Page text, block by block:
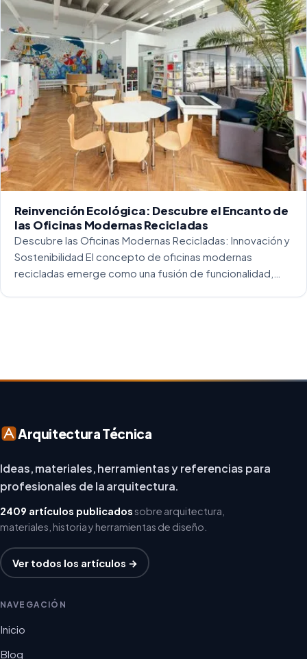
Reinvención Ecológica: Descubre el Encanto de
las Oficinas Modernas Recicladas
Descubre las Oficinas Modernas Recicladas: Innovación y
Sostenibilidad El concepto de oficinas modernas
recicladas emerge como una fusión de funcionalidad,
Arquitectura Técnica
Ideas, materiales, herramientas y referencias para
profesionales de la arquitectura.
2409 artículos publicadossobre arquitectura,
materiales, historia y herramientas de diseño.
Ver todos los artículos →
NAVEGACIÓN
Inicio
Blog